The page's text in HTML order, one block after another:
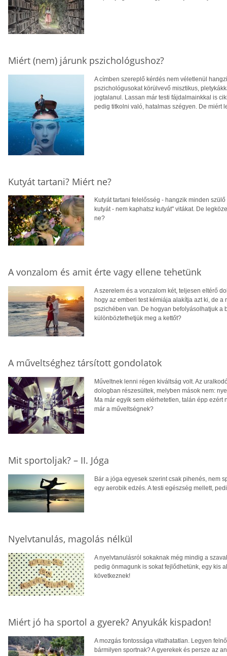
Miért (nem) járunk pszichológushoz?
A címben szereplő kérdés nem véletlenül
pszichológusokat körülvevő misztikus,
jogtalanul. Lassan már testi fájdalmainkkal is
pedig titkolni való, hatalmas szégyen. De miért
Kutyát tartani? Miért ne?
Kutyát tartani felelősség - hangzik minden
kutyát - nem kaphatsz kutyát" vitákat. De
ne?
A vonzalom és amit érte vagy ellene tehetünk
A szerelem és a vonzalom két, teljesen eltérő
hogy az emberi test kémiája alakítja azt ki, de
pszichében van. De hogyan befolyásolhatjuk a
különböztethetjük meg a kettőt?
A műveltséghez társított gondolatok
Műveltnek lenni régen kiváltság volt. Az
dologban részesültek, melyben mások nem:
Ma már egyik sem elérhetetlen, talán épp
már a műveltségnek?
Mit sportoljak? – II. Jóga
Bár a jóga egyesek szerint csak pihenés, nem
egy aerobik edzés. A testi egészség mellett,
Nyelvtanulás, magolás nélkül
A nyelvtanulásról sokaknak még mindig a
pedig önmagunk is sokat fejlődhetünk, egy kis
következnek!
Miért jó ha sportol a gyerek? Anyukák kispadon!
A mozgás fontossága vitathatatlan. Legyen
bármilyen sportnak? A gyerekek és persze az